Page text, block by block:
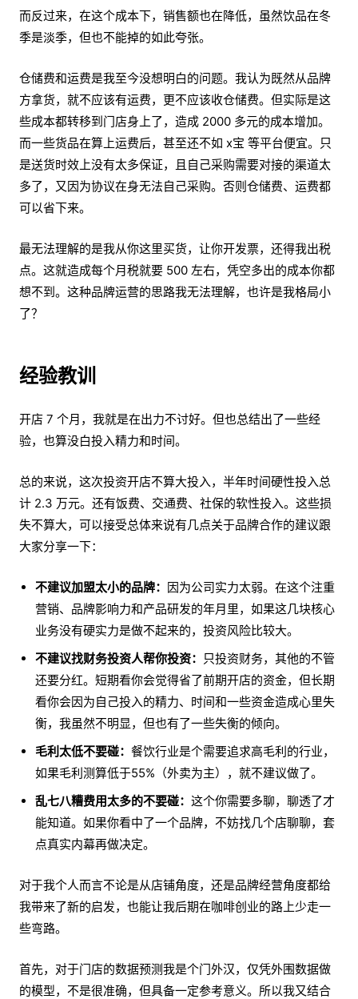
而反过来，在这个成本下，销售额也在降低，虽然饮品在冬
季是淡季，但也不能掉的如此夸张。
仓储费和运费是我至今没想明白的问题。我认为既然从品牌
方拿货，就不应该有运费，更不应该收仓储费。但实际是这
些成本都转移到门店身上了，造成 2000 多元的成本增加。
而一些货品在算上运费后，甚至还不如 x宝 等平台便宜。只
是送货时效上没有太多保证，且自己采购需要对接的渠道太
多了，又因为协议在身无法自己采购。否则仓储费、运费都
可以省下来。
最无法理解的是我从你这里买货，让你开发票，还得我出税
点。这就造成每个月税就要 500 左右，凭空多出的成本你都
想不到。这种品牌运营的思路我无法理解，也许是我格局小
了？
经验教训
开店 7 个月，我就是在出力不讨好。但也总结出了一些经
验，也算没白投入精力和时间。
总的来说，这次投资开店不算大投入，半年时间硬性投入总
计 2.3 万元。还有饭费、交通费、社保的软性投入。这些损
失不算大，可以接受总体来说有几点关于品牌合作的建议跟
大家分享一下：
不建议加盟太小的品牌： 因为公司实力太弱。在这个注重
营销、品牌影响力和产品研发的年月里，如果这几块核心
业务没有硬实力是做不起来的，投资风险比较大。
不建议找财务投资人帮你投资： 只投资财务，其他的不管
还要分红。短期看你会觉得省了前期开店的资金，但长期
看你会因为自己投入的精力、时间和一些资金造成心里失
衡，我虽然不明显，但也有了一些失衡的倾向。
毛利太低不要碰： 餐饮行业是个需要追求高毛利的行业，
如果毛利测算低于55%（外卖为主），就不建议做了。
乱七八糟费用太多的不要碰： 这个你需要多聊，聊透了才
能知道。如果你看中了一个品牌，不妨找几个店聊聊，套
点真实内幕再做决定。
对于我个人而言不论是从店铺角度，还是品牌经营角度都给
我带来了新的启发，也能让我后期在咖啡创业的路上少走一
些弯路。
首先，对于门店的数据预测我是个门外汉，仅凭外围数据做
的模型，不是很准确，但具备一定参考意义。所以我又结合